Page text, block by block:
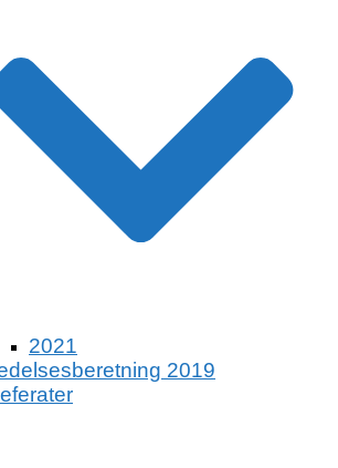
2021
2019